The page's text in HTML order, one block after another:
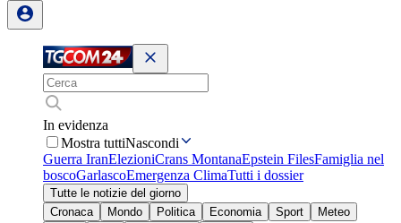
In evidenza
Mostra tuttiNascondi
Guerra IranElezioniCrans MontanaEpstein FilesFamiglia nel
boscoGarlascoEmergenza ClimaTutti i dossier
Tutte le notizie del giorno
Cronaca
Mondo Politica Economia Sport
Meteo